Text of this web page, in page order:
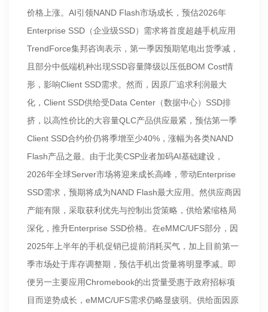
价格上涨。AI引领NAND Flash市场成长，预估2026年
Enterprise SSD（企业级SSD）需求将首度超越手机应用
TrendForce集邦咨询表示，第一季因预期笔电出货季减，
且部分中低端机种出现SSD容量降级以压低BOM Cost情
形，影响Client SSD需求。然而，因原厂追求利润最大
化，Client SSD供给受Data Center（数据中心）SSD排
挤，以高性价比的大容量QLC产品供应最紧，预估第一季
Client SSD合约价仍将季增至少40%，涨幅为各类NAND
Flash产品之最。由于北美CSP业者加码AI基础建设，
2026年全球Server市场将迎来成长高峰，带动Enterprise
SSD需求，预期将成为NAND Flash最大应用。然供应商因
产能有限，采取获利优先与控制出货策略，供给紧缩格局
深化，推升Enterprise SSD价格。在eMMC/UFS部分，因
2025年上半年的手机促销已提前消耗买气，加上目前第一
季市场处于库存调整期，预估手机出货量将明显季减。即
便另一主要应用Chromebook的出货量受惠于政府招标项
目而逆势成长，eMMC/UFS需求仍略显疲弱。供给面因原